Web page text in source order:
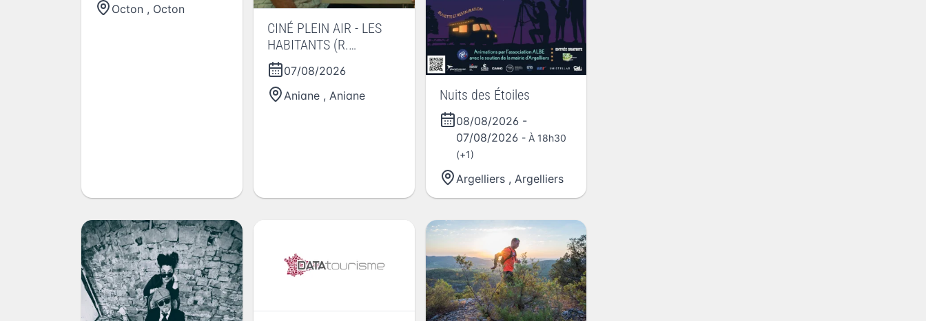
Octon , Octon
CINÉ PLEIN AIR - LES
HABITANTS (R.
DEPARDON, 2016)
07/08/2026
Aniane , Aniane Nuits des Étoiles
08/08/2026 -
07/08/2026 - À 18h30
(+1)
Argelliers , Argelliers